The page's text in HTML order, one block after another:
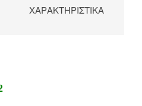
ΧΑΡΑΚΤΗΡΙΣΤΙΚΆ